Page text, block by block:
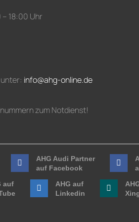
18:00 Uhr
info@ahg-online.de
zum Notdienst!
AHG Audi Partner
auf Facebook
auf
AHG auf
Linkedin